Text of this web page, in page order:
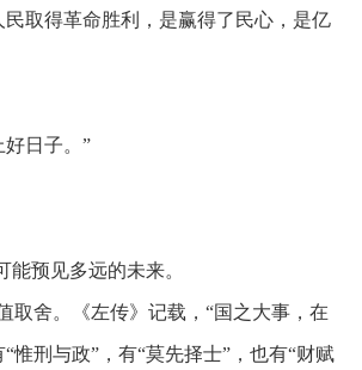
取得革命胜利，是赢得了民心，是亿
日子。”
预见多远的未来。
取舍。《左传》记载，“国之大事，在
刑与政”，有“莫先择士”，也有“财赋